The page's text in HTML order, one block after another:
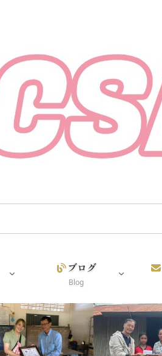
ブログ
Blog